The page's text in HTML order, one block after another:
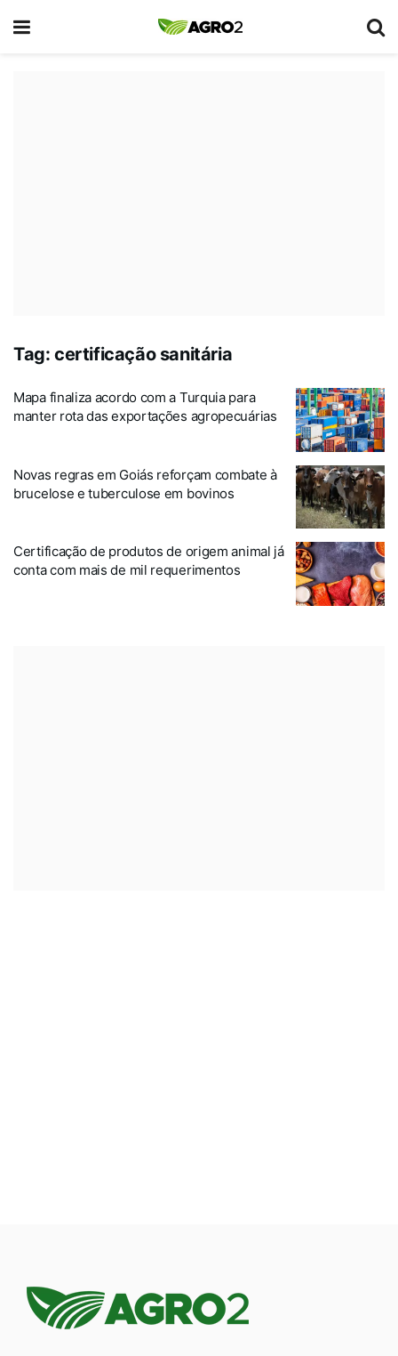
Tag: certificação sanitária
Mapa finaliza acordo com a Turquia para
manter rota das exportações agropecuárias
Novas regras em Goiás reforçam combate à
brucelose e tuberculose em bovinos
Certificação de produtos de origem animal já
conta com mais de mil requerimentos